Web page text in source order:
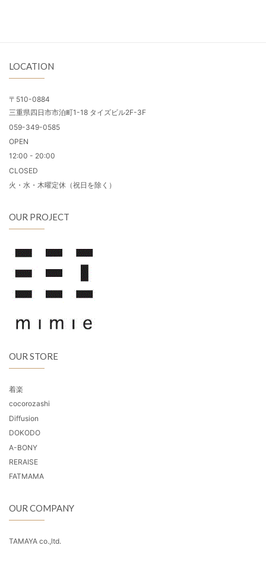
LOCATION
〒510-0884
三重県四日市市泊町1-18 タイズビル2F-3F
059-349-0585
OPEN
12:00 - 20:00
CLOSED
火・水・木曜定休（祝日を除く）
OUR PROJECT
OUR STORE
着楽
cocorozashi
Diffusion
DOKODO
A-BONY
RERAISE
FATMAMA
OUR COMPANY
TAMAYA co.,ltd.